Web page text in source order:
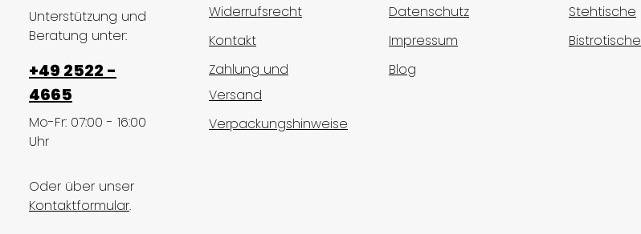
Unterstützung und
Beratung unter:
+49 2522 -
4665
Mo-Fr: 07:00 - 16:00
Uhr
Oder über unser
Kontaktformular.
Widerrufsrecht
Kontakt
Zahlung und
Versand
Verpackungshinweise
Datenschutz
Impressum
Blog
Stehtische
Bistrotische